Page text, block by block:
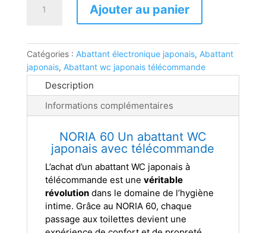
NORIA
60
Ajouter au panier
Catégories : Abattant électronique japonais, Abattant
japonais, Abattant wc japonais télécommande
Description
Informations complémentaires
NORIA 60 Un abattant WC
japonais avec télécommande
L’achat d’un abattant WC japonais à
télécommande est une véritable
révolutiondans le domaine de l’hygiène
intime. Grâce au NORIA 60, chaque
passage aux toilettes devient une